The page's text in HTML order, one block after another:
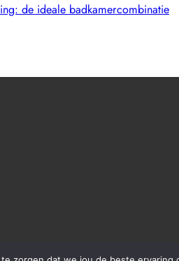
de ideale badkamercombinatie